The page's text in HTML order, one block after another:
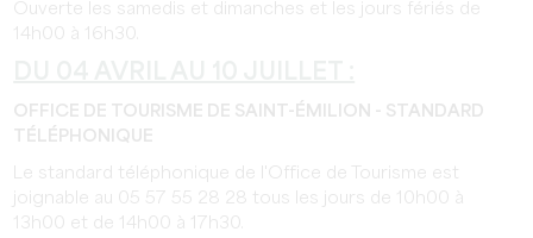
Ouverte les samedis et dimanches et les jours fériés de
14h00 à 16h30.
OFFICE DE TOURISME DE SAINT-ÉMILION - STANDARD
TÉLÉPHONIQUE
Le standard téléphonique de l'Office de Tourisme est
joignable au 05 57 55 28 28 tous les jours de 10h00 à
13h00 et de 14h00 à 17h30.